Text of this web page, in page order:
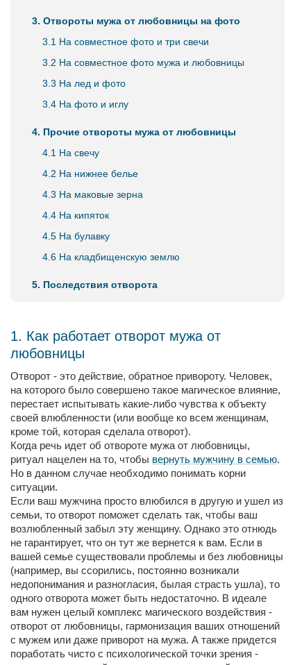
3. Отвороты мужа от любовницы на фото
3.1 На совместное фото и три свечи
3.2 На совместное фото мужа и любовницы
3.3 На лед и фото
3.4 На фото и иглу
4. Прочие отвороты мужа от любовницы
4.1 На свечу
4.2 На нижнее белье
4.3 На маковые зерна
4.4 На кипяток
4.5 На булавку
4.6 На кладбищенскую землю
5. Последствия отворота
1. Как работает отворот мужа от
любовницы
Отворот - это действие, обратное привороту. Человек,
на которого было совершено такое магическое влияние,
перестает испытывать какие-либо чувства к объекту
своей влюбленности (или вообще ко всем женщинам,
кроме той, которая сделала отворот).
Когда речь идет об отвороте мужа от любовницы,
ритуал нацелен на то, чтобы вернуть мужчину в семью.
Но в данном случае необходимо понимать корни
ситуации.
Если ваш мужчина просто влюбился в другую и ушел из
семьи, то отворот поможет сделать так, чтобы ваш
возлюбленный забыл эту женщину. Однако это отнюдь
не гарантирует, что он тут же вернется к вам. Если в
вашей семье существовали проблемы и без любовницы
(например, вы ссорились, постоянно возникали
недопонимания и разногласия, былая страсть ушла), то
одного отворота может быть недостаточно. В идеале
вам нужен целый комплекс магического воздействия -
отворот от любовницы, гармонизация ваших отношений
с мужем или даже приворот на мужа. А также придется
поработать чисто с психологической точки зрения -